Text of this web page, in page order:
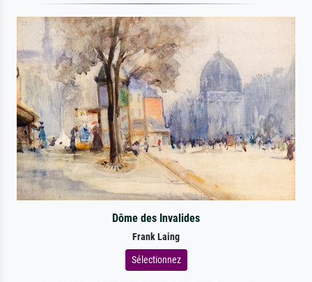
Dôme des Invalides
Frank Laing
Sélectionnez